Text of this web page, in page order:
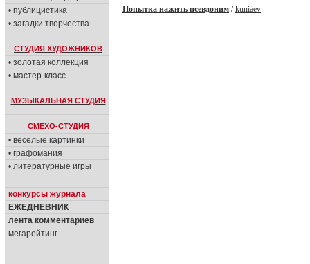
• публицистика
• загадки творчества
СТУДИЯ ХУДОЖНИКОВ
• золотая коллекция
• мастер-класс
МУЗЫКАЛЬНАЯ СТУДИЯ
СМЕХО-СТУДИЯ
• веселые картинки
• графомания
• литературные игры
конкурсы журнала
ЕЖЕДНЕВНИК
лента комментариев
мегарейтинг
Попытка нажить псевдоним /kuniaev